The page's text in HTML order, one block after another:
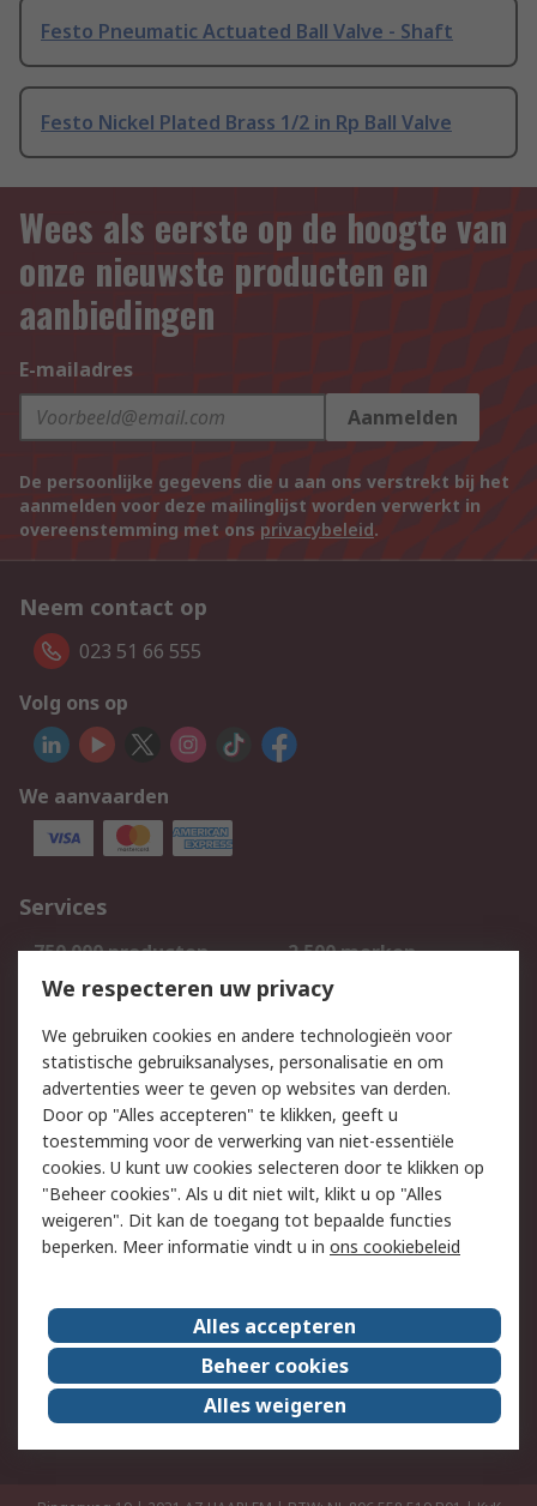
Festo Pneumatic Actuated Ball Valve - Shaft
Festo Nickel Plated Brass 1/2 in Rp Ball Valve
Wees als eerste op de hoogte van
onze nieuwste producten en
aanbiedingen
E-mailadres
Aanmelden
De persoonlijke gegevens die u aan ons verstrekt bij het
aanmelden voor deze mailinglijst worden verwerkt in
overeenstemming met ons privacybeleid.
Neem contact op
023 51 66 555
Volg ons op
We aanvaarden
Services
750.000 producten
2.500 merken
Bestellen
Inkoopoplossingen
Track & Trace
Wettelijk
Cookiebeleid
Email veiligheid
Privacybeleid
Websitevoorwaarden
Algemene
verkoopvoorwaarden
Over RS
RS Group
Over ons
RS wereldwijd
Werken bij RS
ESG
We respecteren uw privacy
We gebruiken cookies en andere technologieën voor
statistische gebruiksanalyses, personalisatie en om
advertenties weer te geven op websites van derden.
Door op "Alles accepteren" te klikken, geeft u
toestemming voor de verwerking van niet-essentiële
cookies. U kunt uw cookies selecteren door te klikken op
"Beheer cookies". Als u dit niet wilt, klikt u op "Alles
weigeren". Dit kan de toegang tot bepaalde functies
beperken. Meer informatie vindt u in ons cookiebeleid
Alles accepteren
Beheer cookies
Alles weigeren